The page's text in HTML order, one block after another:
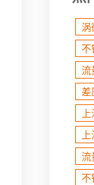
涡
不
流
差
流
不